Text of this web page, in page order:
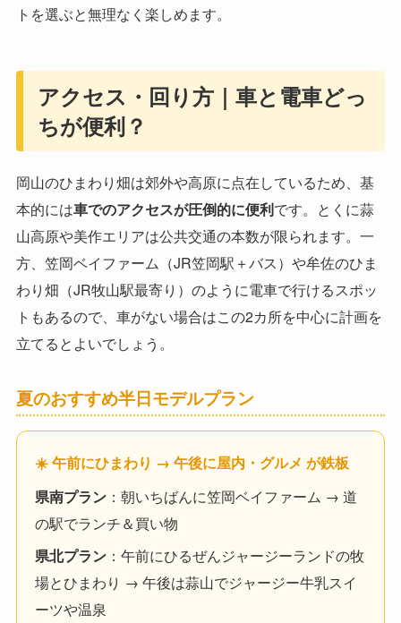
トを選ぶと無理なく楽しめます。
アクセス・回り方｜車と電車どっ
ちが便利？
岡山のひまわり畑は郊外や高原に点在しているため、基
本的には車でのアクセスが圧倒的に便利です。とくに蒜
山高原や美作エリアは公共交通の本数が限られます。一
方、笠岡ベイファーム（JR笠岡駅＋バス）や牟佐のひま
わり畑（JR牧山駅最寄り）のように電車で行けるスポッ
トもあるので、車がない場合はこの2カ所を中心に計画を
立てるとよいでしょう。
夏のおすすめ半日モデルプラン
☀️ 午前にひまわり → 午後に屋内・グルメ が鉄板
県南プラン：朝いちばんに笠岡ベイファーム → 道
の駅でランチ＆買い物
県北プラン：午前にひるぜんジャージーランドの牧
場とひまわり → 午後は蒜山でジャージー牛乳スイ
ーツや温泉